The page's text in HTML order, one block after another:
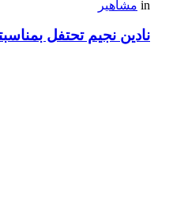
in مشاهير
نادين نجيم تحتفل